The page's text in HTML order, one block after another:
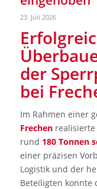
23. Juli 2026
der
bei
Im Rahmen einer
Frechenrealisierte
rund 180 Tonnen
einer präzisen
Logistik und der
Beteiligten konnte